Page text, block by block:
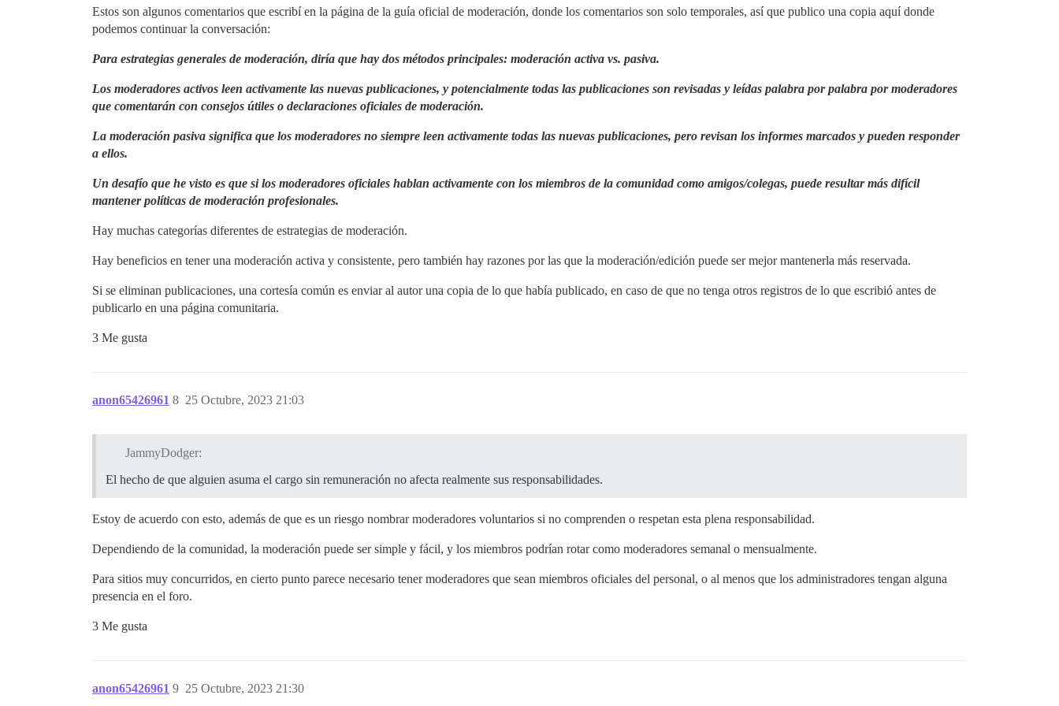
Estos son algunos comentarios que escribí en la página de la guía oficial de moderación, donde los comentarios son solo temporales, así que publico una copia aquí donde
podemos continuar la conversación:
Para estrategias generales de moderación, diría que hay dos métodos principales: moderación activa vs. pasiva.
Los moderadores activos leen activamente las nuevas publicaciones, y potencialmente todas las publicaciones son revisadas y leídas palabra por palabra por moderadores
que comentarán con consejos útiles o declaraciones oficiales de moderación.
La moderación pasiva significa que los moderadores no siempre leen activamente todas las nuevas publicaciones, pero revisan los informes marcados y pueden responder
a ellos.
Un desafío que he visto es que si los moderadores oficiales hablan activamente con los miembros de la comunidad como amigos/colegas, puede resultar más difícil
mantener políticas de moderación profesionales.
Hay muchas categorías diferentes de estrategias de moderación.
Hay beneficios en tener una moderación activa y consistente, pero también hay razones por las que la moderación/edición puede ser mejor mantenerla más reservada.
Si se eliminan publicaciones, una cortesía común es enviar al autor una copia de lo que había publicado, en caso de que no tenga otros registros de lo que escribió antes de
publicarlo en una página comunitaria.
3 Me gusta
anon65426961 25 Octubre, 2023 21:03
8
JammyDodger:
El hecho de que alguien asuma el cargo sin remuneración no afecta realmente sus responsabilidades.
Estoy de acuerdo con esto, además de que es un riesgo nombrar moderadores voluntarios si no comprenden o respetan esta plena responsabilidad.
Dependiendo de la comunidad, la moderación puede ser simple y fácil, y los miembros podrían rotar como moderadores semanal o mensualmente.
Para sitios muy concurridos, en cierto punto parece necesario tener moderadores que sean miembros oficiales del personal, o al menos que los administradores tengan alguna
presencia en el foro.
3 Me gusta
anon65426961 25 Octubre, 2023 21:30
9